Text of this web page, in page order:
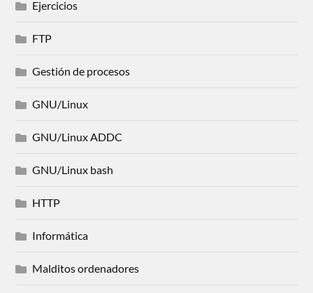
Ejercicios
FTP
Gestión de procesos
GNU/Linux
GNU/Linux ADDC
GNU/Linux bash
HTTP
Informática
Malditos ordenadores